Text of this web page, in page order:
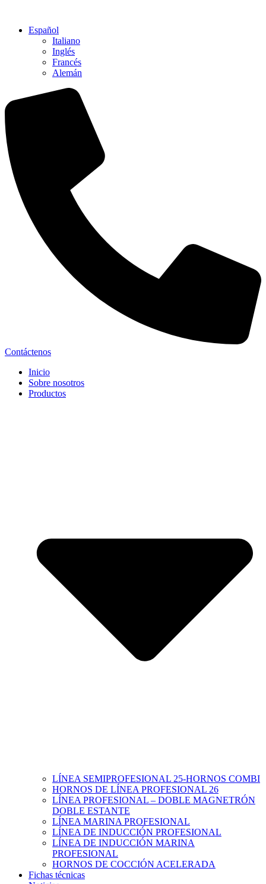
contenidoEspañol
Italiano
Inglés
Francés
Alemán
Contáctenos
Inicio
Sobre nosotros
Productos
LÍNEA SEMIPROFESIONAL 25-HORNOS COMBI
HORNOS DE LÍNEA PROFESIONAL 26
LÍNEA PROFESIONAL – DOBLE MAGNETRÓN
DOBLE ESTANTE
LÍNEA MARINA PROFESIONAL
LÍNEA DE INDUCCIÓN PROFESIONAL
LÍNEA DE INDUCCIÓN MARINA
PROFESIONAL
HORNOS DE COCCIÓN ACELERADA
Fichas técnicas